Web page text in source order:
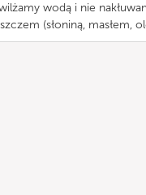
wodą i nie
(słoniną, masłem,